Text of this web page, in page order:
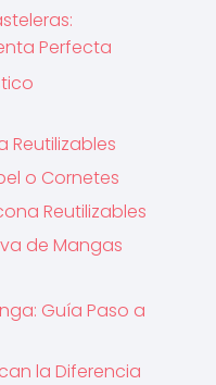
Perfecta
Reutilizables
o Cornetes
Reutilizables
de Mangas
Guía Paso a
la Diferencia